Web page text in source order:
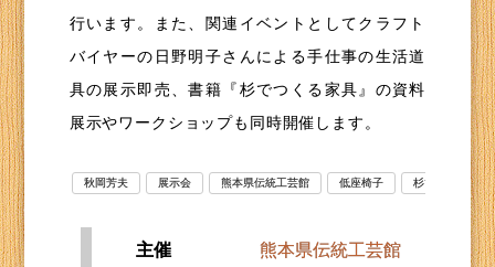
行います。また、関連イベントとしてクラフト
バイヤーの日野明子さんによる手仕事の生活道
具の展示即売、書籍『杉でつくる家具』の資料
展示やワークショップも同時開催します。
秋岡芳夫 展示会 熊本県伝統工芸館 低座椅子 杉でつくる家具
主催 熊本県伝統工芸館